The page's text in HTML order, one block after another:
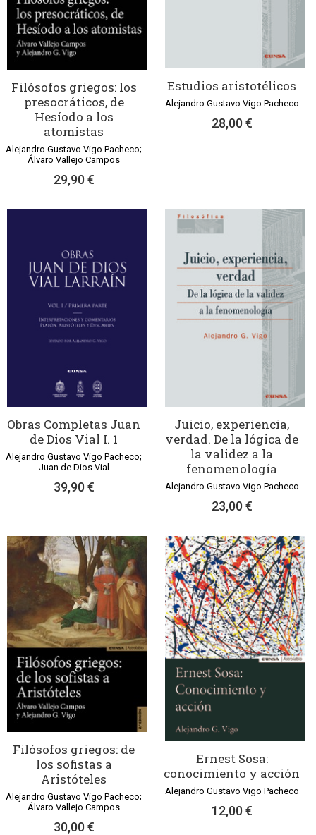
Filósofos griegos: los
presocráticos, de
Hesíodo a los
atomistas
Alejandro Gustavo Vigo Pacheco;
Álvaro Vallejo Campos
29,90 €
Estudios aristotélicos
Alejandro Gustavo Vigo Pacheco
28,00 €
Obras Completas Juan
de Dios Vial I. 1
Alejandro Gustavo Vigo Pacheco;
Juan de Dios Vial
39,90 €
Juicio, experiencia,
verdad. De la lógica de
la validez a la
fenomenología
Alejandro Gustavo Vigo Pacheco
23,00 €
Filósofos griegos: de
los sofistas a
Aristóteles
Alejandro Gustavo Vigo Pacheco;
Álvaro Vallejo Campos
30,00 €
Ernest Sosa:
conocimiento y acción
Alejandro Gustavo Vigo Pacheco
12,00 €